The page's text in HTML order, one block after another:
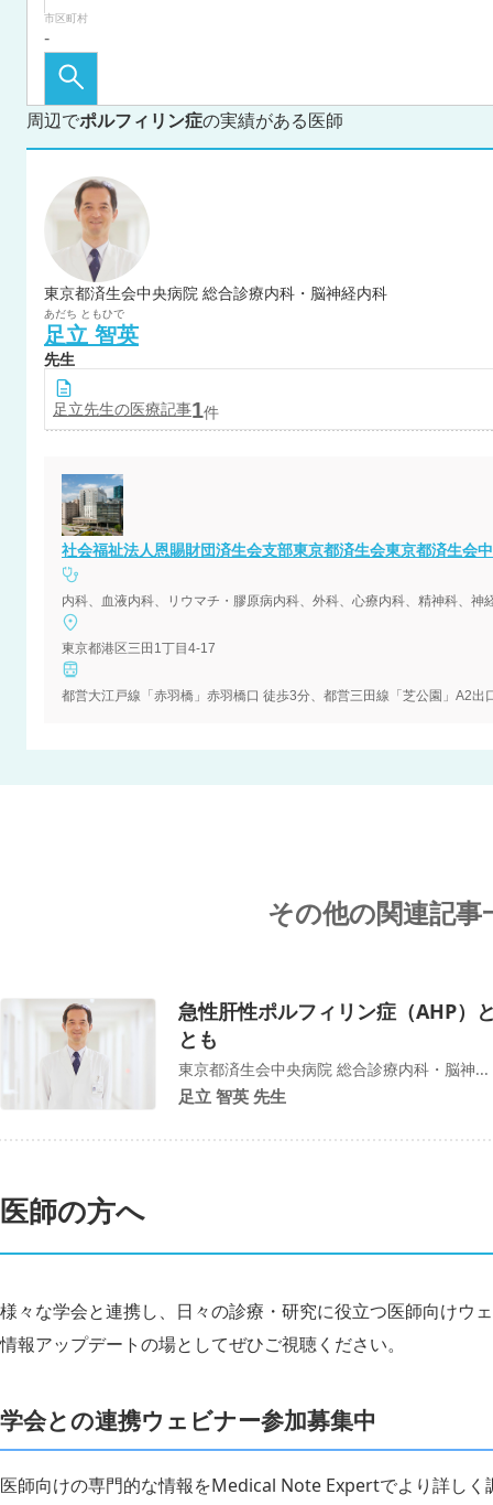
市区町村
周辺でポルフィリン症の実績がある医師
東京都済生会中央病院 総合診療内科・脳神経内科
あだち ともひで
足立 智英
先生
足立先生の医療記事1件
社会福祉法人恩賜財団済生会支部東京都済生会東京都済生会
東京都港区三田1丁目4-17
都営大江戸線「赤羽橋」赤羽橋口 徒歩3分、都営三田線「芝公園」A2出
その他の関連記事
急性肝性ポルフィリン症（AHP）
とも
東京都済生会中央病院 総合診療内科・脳神...
足立 智英 先生
医師の方へ
様々な学会と連携し、日々の診療・研究に役立つ医師向けウ
情報アップデートの場としてぜひご視聴ください。
学会との連携ウェビナー参加募集中
医師向けの専門的な情報をMedical Note Expertでより詳しく